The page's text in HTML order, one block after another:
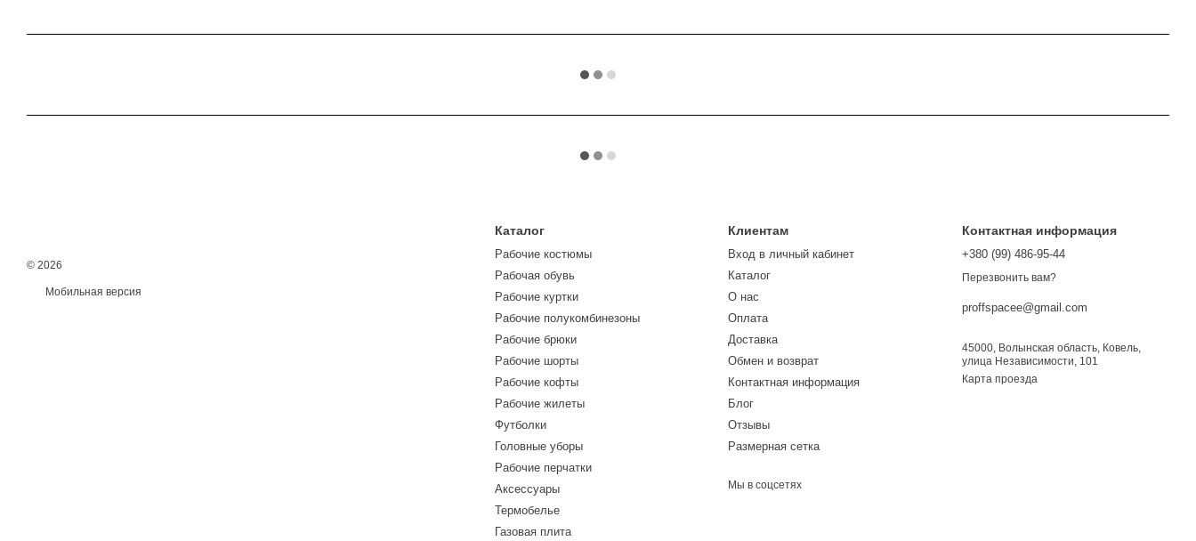
© 2026
Мобильная версия
Каталог
Рабочие костюмы
Рабочая обувь
Рабочие куртки
Рабочие полукомбинезоны
Рабочие брюки
Рабочие шорты
Рабочие кофты
Рабочие жилеты
Футболки
Головные уборы
Рабочие перчатки
Аксессуары
Термобелье
Газовая плита
Клиентам
Вход в личный кабинет
Каталог
О нас
Оплата
Доставка
Обмен и возврат
Контактная информация
Блог
Отзывы
Размерная сетка
Мы в соцсетях
Контактная информация
+380 (99) 486-95-44
Перезвонить вам?
proffspacee@gmail.com
45000, Волынская область, Ковель,
улица Независимости, 101
Карта проезда